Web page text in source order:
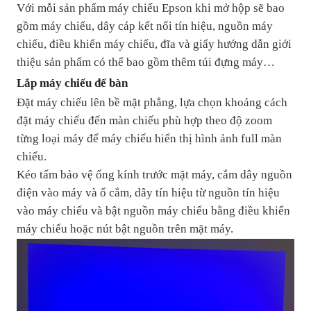
Với mỗi sản phẩm máy chiếu Epson khi mở hộp sẽ bao
gồm máy chiếu, dây cáp kết nối tín hiệu, nguồn máy
chiếu, điều khiển máy chiếu, đĩa và giấy hướng dẫn giới
thiệu sản phẩm có thể bao gồm thêm túi đựng máy…
Lắp máy chiếu để bàn
Đặt máy chiếu lên bề mặt phẳng, lựa chọn khoảng cách
đặt máy chiếu đến màn chiếu phù hợp theo độ zoom
từng loại máy để máy chiếu hiển thị hình ảnh full màn
chiếu.
Kéo tấm bảo vệ ống kính trước mặt máy, cắm dây nguồn
điện vào máy và ổ cắm, dây tín hiệu từ nguồn tín hiệu
vào máy chiếu và bật nguồn máy chiếu bằng điều khiển
máy chiếu hoặc nút bật nguồn trên mặt máy.